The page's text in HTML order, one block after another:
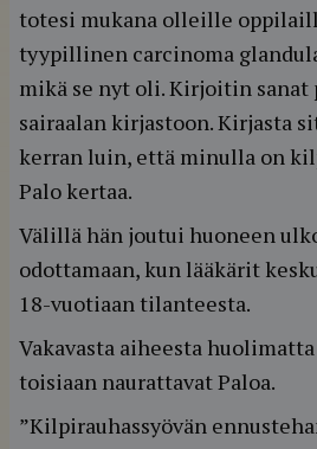
totesi mukana olleille
tyypillinen carcinoma
mikä se nyt oli. Kirjoitin
sairaalan kirjastoon. Kirjasta
kerran luin, että minulla on
Palo kertaa.
Välillä hän joutui huoneen
odottamaan, kun lääkärit
18-vuotiaan tilanteesta.
Vakavasta aiheesta
toisiaan naurattavat Paloa.
”Kilpirauhassyövän